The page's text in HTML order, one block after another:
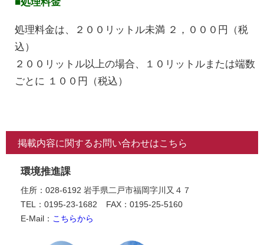
処理料金は、２００リットル未満 ２，０００円（税
込）
２００リットル以上の場合、１０リットルまたは端数
ごとに １００円（税込）
掲載内容に関するお問い合わせはこちら
環境推進課
住所：028-6192 岩手県二戸市福岡字川又４７
TEL：0195-23-1682
FAX：0195-25-5160
E-Mail： こちらから